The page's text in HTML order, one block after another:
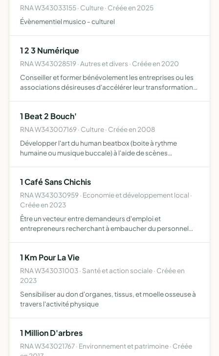
RNA W343033155 · Culture · Créée en 2025
Évènementiel musico - culturel
1 2 3 Numérique
RNA W343028519 · Autres et divers · Créée en 2020
Conseiller et former bénévolement les entreprises ou les
associations désireuses d'accélérer leur transformation
1 Beat 2 Bouch'
RNA W343007169 · Culture · Créée en 2008
Développer l'art du human beatbox (boite à rythme
humaine ou musique buccale) à l'aide de scènes
1 Café Sans Chichis
RNA W343030959 · Economie et développement local ·
Créée en 2023
Être un vecteur entre demandeurs d'emploi et
entrepreneurs recherchant à embaucher du personnel
d'un café dans …
1 Km Pour La Vie
RNA W343031003 · Santé et action sociale · Créée en
2023
Sensibiliser au don d'organes, tissus, et moelle osseuse à
travers l'activité physique
1 Million D'arbres
RNA W343021767 · Environnement et patrimoine · Créée